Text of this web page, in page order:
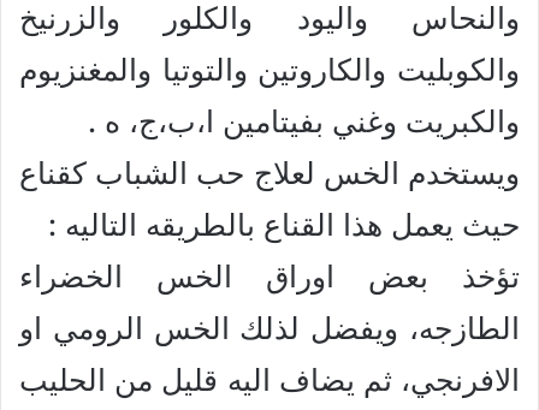
والنحاس واليود والكلور والزرنيخ
والكوبليت والكاروتين والتوتيا والمغنزيوم
والكبريت وغني بفيتامين ا،ب،ج، ه .
ويستخدم الخس لعلاج حب الشباب كقناع
حيث يعمل هذا القناع بالطريقه التاليه :
تؤخذ بعض اوراق الخس الخضراء
الطازجه، ويفضل لذلك الخس الرومي او
الافرنجي، ثم يضاف اليه قليل من الحليب